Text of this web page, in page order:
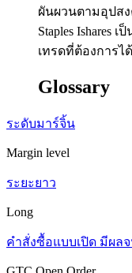
ผันผวนตามอุปสง
Staples Ishares
เทรดที่ต้องการ
Glossary
ระดับมาร์จิ้น
Margin level
ระยะยาว
Long
คำสั่งซื้อแบบเปิด มีผล